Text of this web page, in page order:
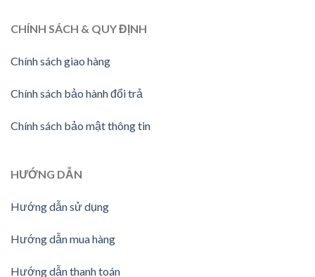
CHÍNH SÁCH & QUY ĐỊNH
Chính sách giao hàng
Chính sách bảo hành đổi trả
Chính sách bảo mật thông tin
HƯỚNG DẪN
Hướng dẫn sử dụng
Hướng dẫn mua hàng
Hướng dẫn thanh toán